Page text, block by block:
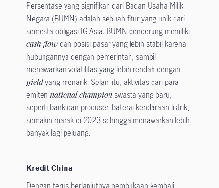
Persentase yang signifikan dari Badan Usaha Milik
Negara (BUMN) adalah sebuah fitur yang unik dari
semesta obligasi IG Asia. BUMN cenderung memiliki
cash flowdan posisi pasar yang lebih stabil karena
hubungannya dengan pemerintah, sambil
menawarkan volatilitas yang lebih rendah dengan
yieldyang menarik. Selain itu, aktivitas dari para
emiten national championswasta yang baru,
seperti bank dan produsen baterai kendaraan listrik,
semakin marak di 2023 sehingga menawarkan lebih
banyak lagi peluang.
Kredit China
Dengan terus berlanjutnya pembukaan kembali